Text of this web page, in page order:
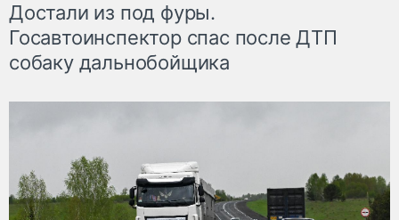
Достали из под фуры.
Госавтоинспектор спас после ДТП
собаку дальнобойщика